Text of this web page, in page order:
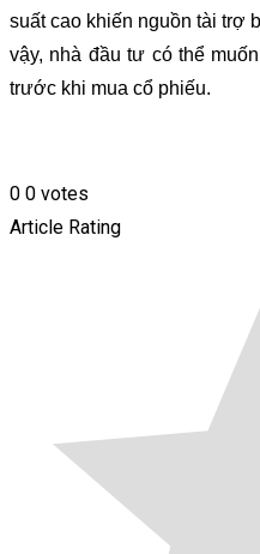
suất cao khiến nguồn tài trợ
vậy, nhà đầu tư có thể
trước khi mua cổ phiếu.
0 0 votes
Article Rating